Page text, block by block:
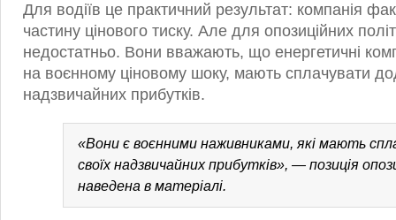
Для водіїв це практичний результат: компанія
частину цінового тиску. Але для опозиційних
недостатньо. Вони вважають, що енергетичні
на воєнному ціновому шоку, мають сплачувати
надзвичайних прибутків.
«Вони є воєнними наживниками, які мають
своїх надзвичайних прибутків», — позиція
наведена в матеріалі.